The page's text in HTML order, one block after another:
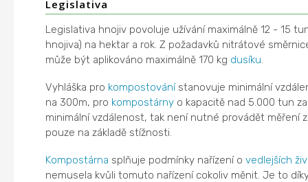
Legislativa
Legislativa hnojiv povoluje užívání maximálně 12 - 15
hnojiva) na hektar a rok. Z požadavků nitrátové
může být aplikováno maximálně 170 kg dusíku
Vyhláška pro kompostovánístanovuje minimální
na 300m, pro kompostárnyo kapacitě nad 5.000 tun
minimální vzdálenost, tak není nutné provádět měření
pouze na základě stížnosti.
Kompostárna splňuje podmínky nařízení o vedlejších
nemusela kvůli tomuto nařízení cokoliv měnit. Je to